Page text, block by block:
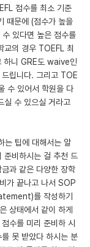
점수를 최소 기준
때문에 (점수가 높을
있다면 높은 점수를
교의 경우 TOEFL 최
하니 GRE도 waive인
립니다. 그리고 TOE
수 있어서 학원을 다
실 수 있으실 거라고
는 팁에 대해서는 알
준비하시는 걸 추천 드
과 같은 다양한 장학
가 끝나고 나서 SOP
를 작성하기
상태에서 같이 하게
수를 미리 준비하 시
못 받았다 하시는 분